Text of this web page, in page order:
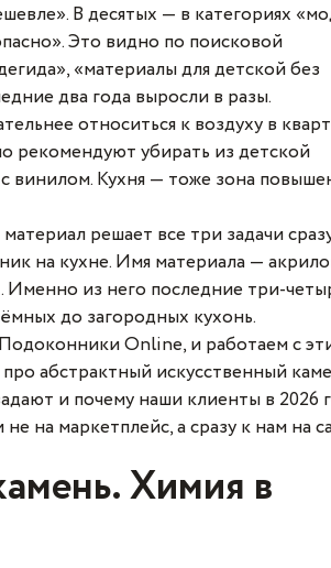
В десятых — в категориях
Это видно по поисковой
«материалы для детской без
два года выросли в разы.
относиться к воздуху в
рекомендуют убирать из детской
винилом. Кухня — тоже зона
решает все три задачи
на кухне. Имя материала —
из него последние три-
до загородных кухонь.
Online, и работаем с
абстрактный искусственный
и почему наши клиенты в 2026
на маркетплейс, а сразу к нам на
Химия в